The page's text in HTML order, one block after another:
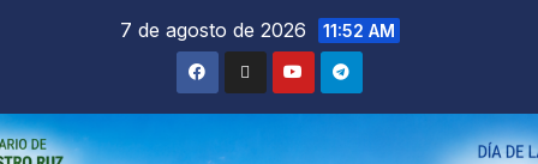
7 de agosto de 2026 11:52 AM